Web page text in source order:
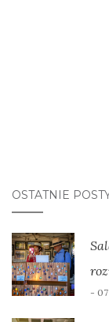
OSTATNIE
- 07